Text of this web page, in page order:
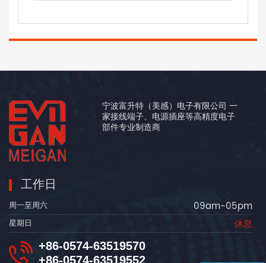
宁波富升特（美感）电子有限公司 一
家接线端子、电源插座等高精度电子
部件专业制造商
工作日
周一至周六 09am-05pm
星期日 休息
+86-0574-63519570
+86-0574-63519552